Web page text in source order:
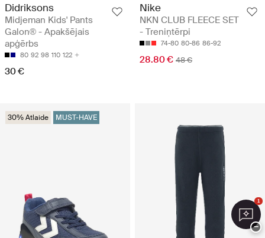
Didriksons
Midjeman Kids' Pants
Galon® - Apakšējais
apģērbs
80 92 98 110 122
30 €
Nike
NKN CLUB FLEECE SET
- Treniņtērpi
74-80 80-86 86-92
28.80 € 48 €
30% Atlaide MUST-HAVE
1
−